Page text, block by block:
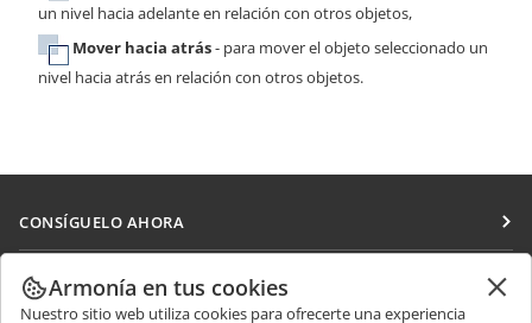
un nivel hacia adelante en relación con otros objetos,
Mover hacia atrás- para mover el objeto seleccionado un
nivel hacia atrás en relación con otros objetos.
CONSÍGUELO AHORA
Docs
DocSpace
COLABORAR
Para colaboradores
Armonía en tus cookies
Nuestro sitio web utiliza cookies para ofrecerte una experiencia